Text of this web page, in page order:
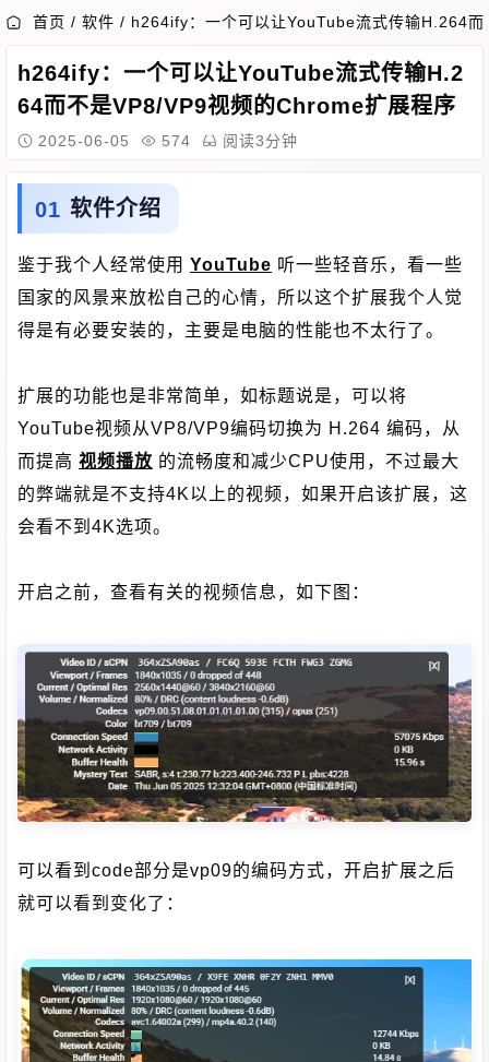
首页 / 软件 / h264ify：一个可以让YouTube流式传输H.264
h264ify：一个可以让YouTube流式传输H.2
64而不是VP8/VP9视频的Chrome扩展程序
2025-06-05 574 阅读3分钟
软件介绍
鉴于我个人经常使用 YouTube 听一些轻音乐，看一些
国家的风景来放松自己的心情，所以这个扩展我个人觉
得是有必要安装的，主要是电脑的性能也不太行了。
扩展的功能也是非常简单，如标题说是，可以将
YouTube视频从VP8/VP9编码切换为 H.264 编码，从
而提高 视频播放 的流畅度和减少CPU使用，不过最大
的弊端就是不支持4K以上的视频，如果开启该扩展，这
会看不到4K选项。
开启之前，查看有关的视频信息，如下图：
可以看到code部分是vp09的编码方式，开启扩展之后
就可以看到变化了：